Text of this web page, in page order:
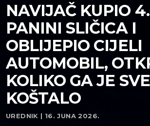
NAVIJAČ KUPIO
PANINI SLIČICA I
OBLIJEPIO CIJELI
AUTOMOBIL,
KOLIKO GA JE SVE
KOŠTALO
UREDNIK | 16. JUNA 2026.